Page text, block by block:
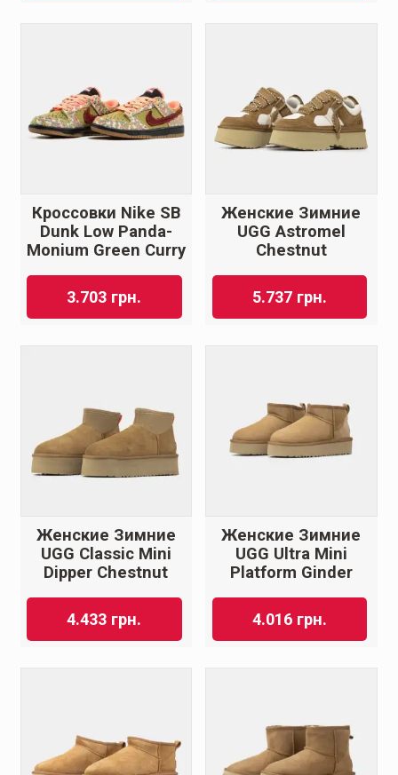
Кроссовки Nike SB
Dunk Low Panda-
Monium Green Curry
3.703 грн.
Женские Зимние
UGG Astromel
Chestnut
5.737 грн.
Женские Зимние
UGG Classic Mini
Dipper Chestnut
4.433 грн.
Женские Зимние
UGG Ultra Mini
Platform Ginder
4.016 грн.